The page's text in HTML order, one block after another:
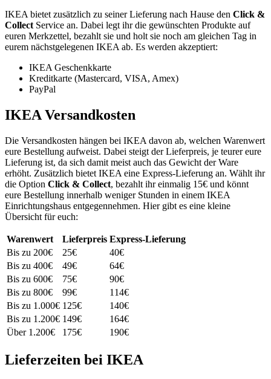
IKEA bietet zusätzlich zu seiner Lieferung nach Hause den Click &
Collect Service an. Dabei legt ihr die gewünschten Produkte auf
euren Merkzettel, bezahlt sie und holt sie noch am gleichen Tag in
eurem nächstgelegenen IKEA ab. Es werden akzeptiert:
IKEA Geschenkkarte
Kreditkarte (Mastercard, VISA, Amex)
PayPal
IKEA Versandkosten
Die Versandkosten hängen bei IKEA davon ab, welchen Warenwert
eure Bestellung aufweist. Dabei steigt der Lieferpreis, je teurer eure
Lieferung ist, da sich damit meist auch das Gewicht der Ware
erhöht. Zusätzlich bietet IKEA eine Express-Lieferung an. Wählt ihr
die Option Click & Collect, bezahlt ihr einmalig 15€ und könnt
eure Bestellung innerhalb weniger Stunden in einem IKEA
Einrichtungshaus entgegennehmen. Hier gibt es eine kleine
Übersicht für euch:
Warenwert Lieferpreis Express-Lieferung
Bis zu 200€
25€
40€
Bis zu 400€
49€
64€
Bis zu 600€
75€
90€
Bis zu 800€
99€
114€
Bis zu 1.000€ 125€
140€
Bis zu 1.200€ 149€
164€
Über 1.200€
175€ 190€
Lieferzeiten bei IKEA